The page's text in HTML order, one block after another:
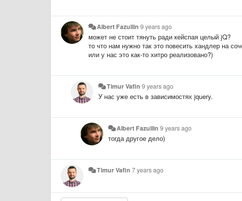
Albert Fazullin 9 years ago
может не стоит тянуть ради кейспая целый jQ?
то что нам нужно так это повесить хандлер на
или у нас это как-то хитро реализовано?)
Timur Vafin 9 years ago
У нас уже есть в зависимостях jquery.
Albert Fazullin 9 years ago
тогда другое дело)
Timur Vafin 7 years ago